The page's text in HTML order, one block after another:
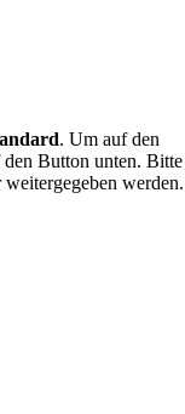
. Um auf den
Button unten. Bitte
werden.